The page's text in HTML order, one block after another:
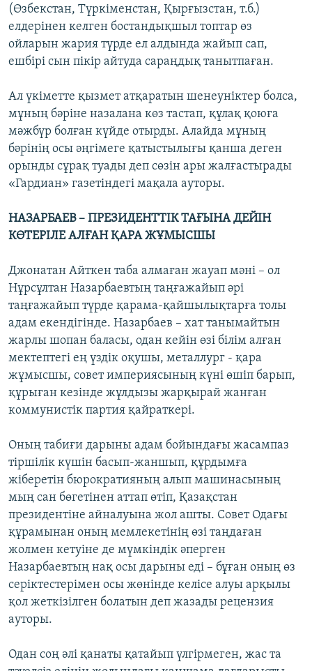
(Өзбекстан, Түркіменстан, Қырғызстан, т.б.)
елдерінен келген бостандықшыл топтар өз
ойларын жария түрде ел алдында жайып сап,
ешбірі сын пікір айтуда сараңдық танытпаған.
Ал үкіметте қызмет атқаратын шенеуніктер болса,
мұның бәріне назалана көз тастап, құлақ қоюға
мәжбүр болған күйде отырды. Алайда мұның
бәрінің осы әңгімеге қатыстылығы қанша деген
орынды сұрақ туады деп сөзін ары жалғастырады
«Гардиан» газетіндегі мақала ауторы.
НАЗАРБАЕВ – ПРЕЗИДЕНТТІК ТАҒЫНА ДЕЙІН
КӨТЕРІЛЕ АЛҒАН ҚАРА ЖҰМЫСШЫ
Джонатан Айткен таба алмаған жауап мәні – ол
Нұрсұлтан Назарбаевтың таңғажайып әрі
таңғажайып түрде қарама-қайшылықтарға толы
адам екендігінде. Назарбаев – хат танымайтын
жарлы шопан баласы, одан кейін өзі білім алған
мектептегі ең үздік оқушы, металлург - қара
жұмысшы, совет империясының күні өшіп барып,
құрыған кезінде жұлдызы жарқырай жанған
коммунистік партия қайраткері.
Оның табиғи дарыны адам бойындағы жасампаз
тіршілік күшін басып-жаншып, құрдымға
жіберетін бюрократияның алып машинасының
мың сан бөгетінен аттап өтіп, Қазақстан
президентіне айналуына жол ашты. Совет Одағы
құрамынан оның мемлекетінің өзі таңдаған
жолмен кетуіне де мүмкіндік әперген
Назарбаевтың нақ осы дарыны еді – бұған оның өз
серіктестерімен осы жөнінде келісе алуы арқылы
қол жеткізілген болатын деп жазады рецензия
ауторы.
Одан соң әлі қанаты қатайып үлгірмеген, жас та